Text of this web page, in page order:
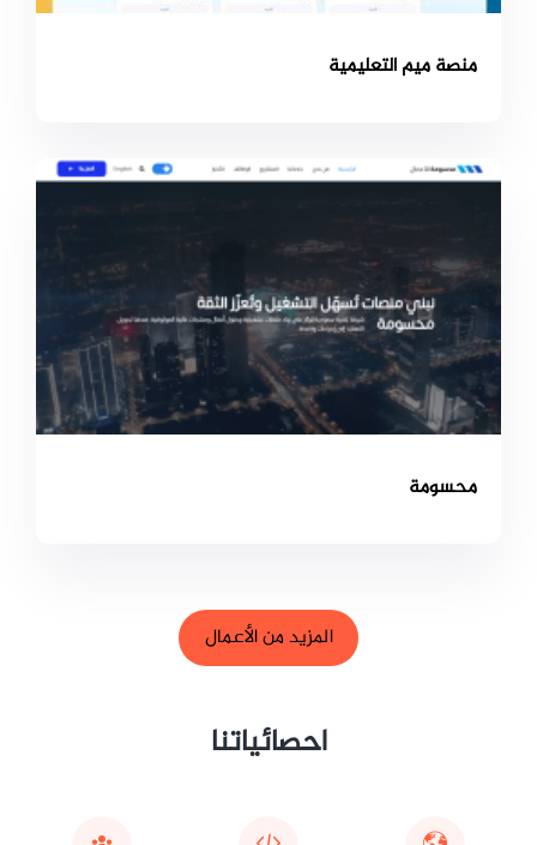
منصة ميم التعليمية
محسومة
المزيد من الأعمال
احصائياتنا